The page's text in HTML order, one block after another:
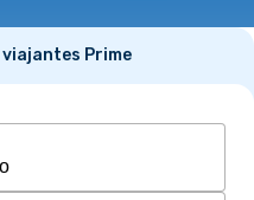
viajantes Prime